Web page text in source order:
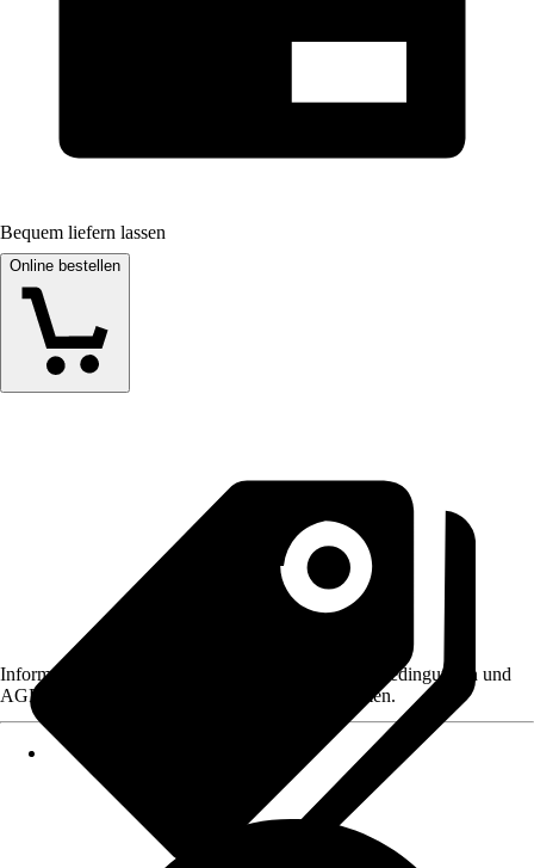
Bequem liefern lassen
Online bestellen
Informationen des Verkäufers, wie z. B. Rückgabebedingungen und
AGB, finden Sie bei Klick auf den Verkäufernamen.